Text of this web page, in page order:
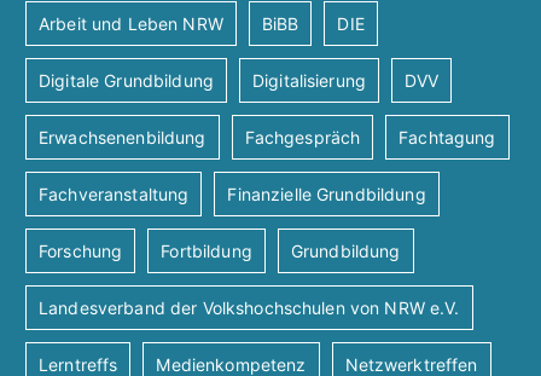
Arbeit und Leben NRW BiBB DIE
Digitale Grundbildung Digitalisierung DVV
Erwachsenenbildung Fachgespräch Fachtagung
Fachveranstaltung Finanzielle Grundbildung
Forschung Fortbildung Grundbildung
Landesverband der Volkshochschulen von NRW e.V.
Lerntreffs Medienkompetenz Netzwerktreffen